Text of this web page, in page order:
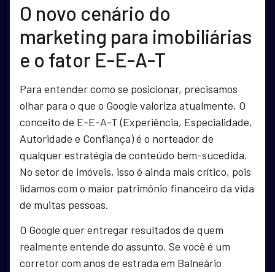
O novo cenário do
marketing para imobiliárias
e o fator E-E-A-T
Para entender como se posicionar, precisamos
olhar para o que o Google valoriza atualmente. O
conceito de E-E-A-T (Experiência, Especialidade,
Autoridade e Confiança) é o norteador de
qualquer estratégia de conteúdo bem-sucedida.
No setor de imóveis, isso é ainda mais crítico, pois
lidamos com o maior patrimônio financeiro da vida
de muitas pessoas.
O Google quer entregar resultados de quem
realmente entende do assunto. Se você é um
corretor com anos de estrada em Balneário